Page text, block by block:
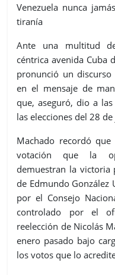
Venezuela nunca
tiranía
Ante una multitud
céntrica avenida Cuba
pronunció un
en el mensaje de
que, aseguró, dio a
las elecciones del 28
Machado recordó que
votación que la
demuestran la victoria
de Edmundo
por el Consejo
controlado por el
reelección de Nicolás
enero pasado bajo
los votos que lo